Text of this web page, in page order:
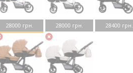
28000 грн. 28000 грн. 28400 грн.